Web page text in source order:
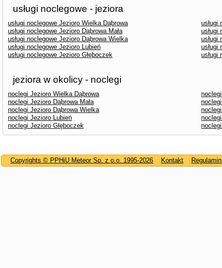
usługi noclegowe - jeziora
usługi noclegowe Jezioro Wielka Dąbrowa
usługi
usługi noclegowe Jezioro Dąbrowa Mała
usługi
usługi noclegowe Jezioro Dąbrowa Wielka
usługi
usługi noclegowe Jezioro Lubień
usługi
usługi noclegowe Jezioro Głęboczek
usługi
jeziora w okolicy - noclegi
noclegi Jezioro Wielka Dąbrowa
noclegi Jezioro Dąbrowa Mała
noclegi Jezioro Dąbrowa Wielka
noclegi Jezioro Lubień
noclegi Jezioro Głęboczek
Copyrights © PPHiU Meteor Sp. z o.o. 1995-2026 Kontakt Regulamin